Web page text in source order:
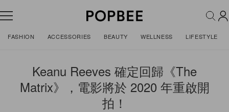
FASHION ACCESSORIES BEAUTY WELLNESS LIFESTYLE
Keanu Reeves 確定回歸《The
Matrix》，電影將於 2020 年重啟開
拍！